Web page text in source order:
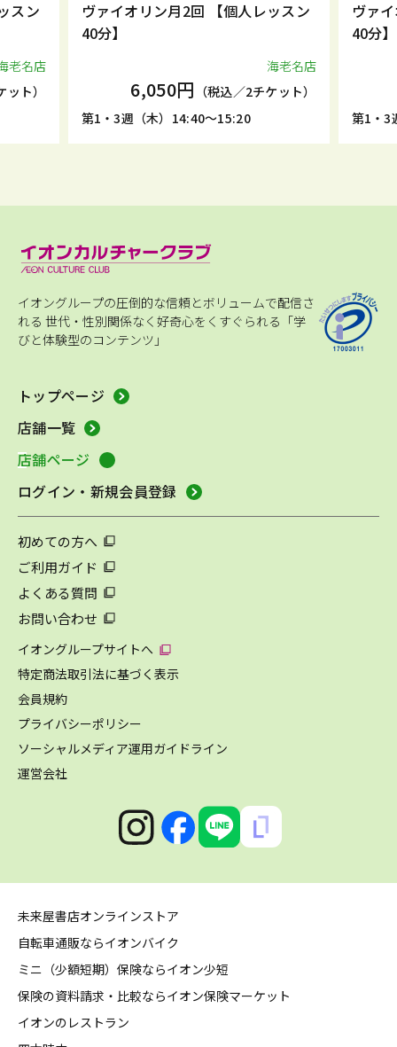
スン
老名店
ト）
ヴァイオリン月2回 【個人レッスン
40分】
海老名店
6,050円 （税込／2チケット）
第1・3週（木）14:40～15:20
ヴァ
40分】
第1・3
イオングループの圧倒的な信頼とボリュームで配信さ
れる 世代・性別関係なく好奇心をくすぐられる「学
びと体験型のコンテンツ」
トップページ
店舗一覧
店舗ページ
ログイン・新規会員登録
初めての方へ
ご利用ガイド
よくある質問
お問い合わせ
イオングループサイトへ
特定商法取引法に基づく表示
会員規約
プライバシーポリシー
ソーシャルメディア運用ガイドライン
運営会社
未来屋書店オンラインストア
自転車通販ならイオンバイク
ミニ（少額短期）保険ならイオン少短
保険の資料請求・比較ならイオン保険マーケット
イオンのレストラン